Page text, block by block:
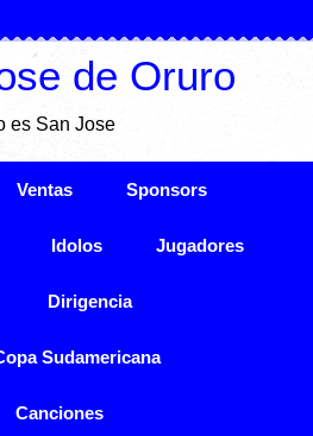
de Oruro
es San Jose
Ventas Sponsors
Idolos Jugadores
Dirigencia
Sudamericana
Canciones